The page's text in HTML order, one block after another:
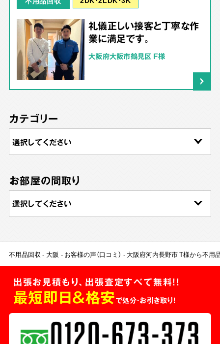
礼儀正しい接客と丁寧な作
業に満足です。
大阪府大阪市鶴見区 F様
カテゴリー
お部屋の間取り
不用品回収 大阪 お客様の声（口コミ） 大阪府河内長野市 T様から不用
出張お見積もり、出張査定すべて無料!!
最短即日＆格安で処分・お引き取り！